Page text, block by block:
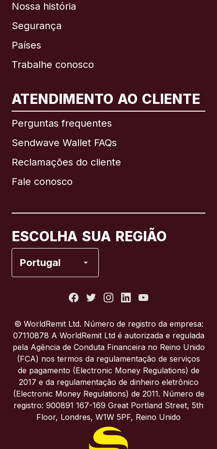
Nossa história
Segurança
Países
Trabalhe conosco
ATENDIMENTO AO CLIENTE
Perguntas frequentes
Sendwave Wallet FAQs
Reclamações do cliente
Fale conosco
ESCOLHA SUA REGIÃO
Portugal
Internacional English
Brasil
Itália
Portugal
Reino Unido
© WorldRemit Ltd. Número de registro da empresa:
07110878 A WorldRemit Ltd é autorizada e regulada
pela Agência de Conduta Financeira no Reino Unido
(FCA) nos termos da regulamentação de serviços
de pagamento (Electronic Money Regulations) de
2017 e da regulamentação de dinheiro eletrônico
(Electronic Money Regulations) de 2011. Número de
registro: 900891 167-169 Great Portland Street, 5th
Floor, Londres, W1W 5PF, Reino Unido